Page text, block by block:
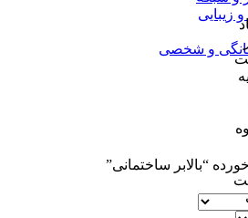
زیبایی
و شخصی
“بالابر ساختمانی”